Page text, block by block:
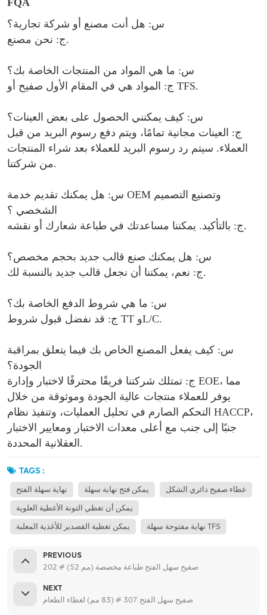
FQA
س: هل أنت مصنع أو شركة تجارية؟
ج: نحن مصنع.
س: ما هي المواد من المنتجات الخاصة بك؟
ج: المواد هي في المقام الأول صفيح أو TFS.
س: كيف يمكنني الحصول على بعض العينات؟
ج: العينات مجانية تمامًا، ويتم دفع رسوم البريد من قبل
العملاء. سيتم رد رسوم البريد للعملاء بعد شراء المنتجات
من شركتنا.
س: هل يمكنك تقديم خدمة OEM وتصنيع التصميم
الشخصي ؟
ج: بالتأكيد. يمكننا مساعدتك في طباعة شعارك أو نقشه.
س: هل يمكنك صنع قالب جديد بحجم مخصص؟
ج: نعم، يمكننا أن نجعل قالب جديد بالنسبة لك.
س: ما هي شروط الدفع الخاصة بك؟
ج: قد نفضل قبول شروط TT وL/C.
س: كيف يفعل المصنع الخاص بك فيما يتعلق بمراقبة
الجودة؟
ج: تمتلك شركتنا فريقًا محترفًا لاختبار وإدارة EOE، مما
يوفر للعملاء منتجات عالية الجودة وموثوقة من خلال
التحكم الصارم في تحليل العمليات، وتنفيذ نظام HACCP،
جنبًا إلى جنب مع أعلى معدات الاختبار ومعايير الاختبار
العقلانية المحددة.
TAGS :
نهاية سهلة الفتح يمكن فتح نهاية سهلة غطاء صفيح دائري الشكل
يمكن أن تغطي التونة الأغطية العلوية
يمكن تغطية القصدير للأغذية المعلبة نهاية مفتوحة سهلة TFS
PREVIOUS
202 # (52 مم) صفيح سهل الفتح طباعة مخصصة
NEXT
صفيح سهل الفتح 307 # (83 مم) لغطاء الطعام